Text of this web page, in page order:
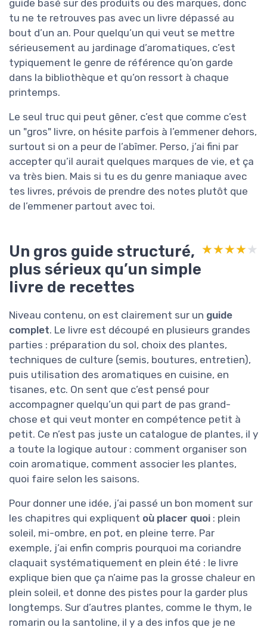
guide basé sur des produits ou des marques, donc
tu ne te retrouves pas avec un livre dépassé au
bout d’un an. Pour quelqu’un qui veut se mettre
sérieusement au jardinage d’aromatiques, c’est
typiquement le genre de référence qu’on garde
dans la bibliothèque et qu’on ressort à chaque
printemps.
Le seul truc qui peut gêner, c’est que comme c’est
un "gros" livre, on hésite parfois à l’emmener dehors,
surtout si on a peur de l’abîmer. Perso, j’ai fini par
accepter qu’il aurait quelques marques de vie, et ça
va très bien. Mais si tu es du genre maniaque avec
tes livres, prévois de prendre des notes plutôt que
de l’emmener partout avec toi.
Un gros guide structuré,
plus sérieux qu’un simple
livre de recettes
★★★★★
★★★★★
Niveau contenu, on est clairement sur un guide
complet. Le livre est découpé en plusieurs grandes
parties : préparation du sol, choix des plantes,
techniques de culture (semis, boutures, entretien),
puis utilisation des aromatiques en cuisine, en
tisanes, etc. On sent que c’est pensé pour
accompagner quelqu’un qui part de pas grand-
chose et qui veut monter en compétence petit à
petit. Ce n’est pas juste un catalogue de plantes, il y
a toute la logique autour : comment organiser son
coin aromatique, comment associer les plantes,
quoi faire selon les saisons.
Pour donner une idée, j’ai passé un bon moment sur
les chapitres qui expliquent où placer quoi : plein
soleil, mi-ombre, en pot, en pleine terre. Par
exemple, j’ai enfin compris pourquoi ma coriandre
claquait systématiquement en plein été : le livre
explique bien que ça n’aime pas la grosse chaleur en
plein soleil, et donne des pistes pour la garder plus
longtemps. Sur d’autres plantes, comme le thym, le
romarin ou la santoline, il y a des infos que je ne